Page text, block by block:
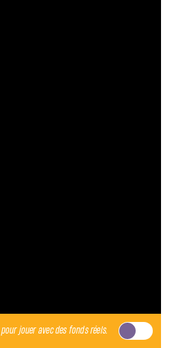
pour jouer avec des fonds réels.